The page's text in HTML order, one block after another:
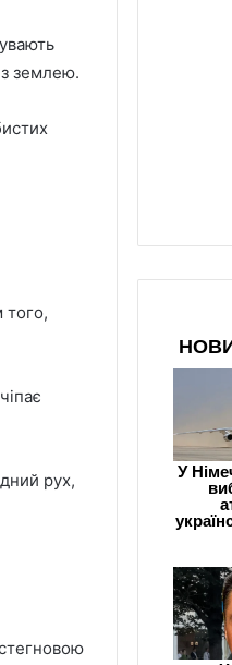
з землею.
того,
рух,